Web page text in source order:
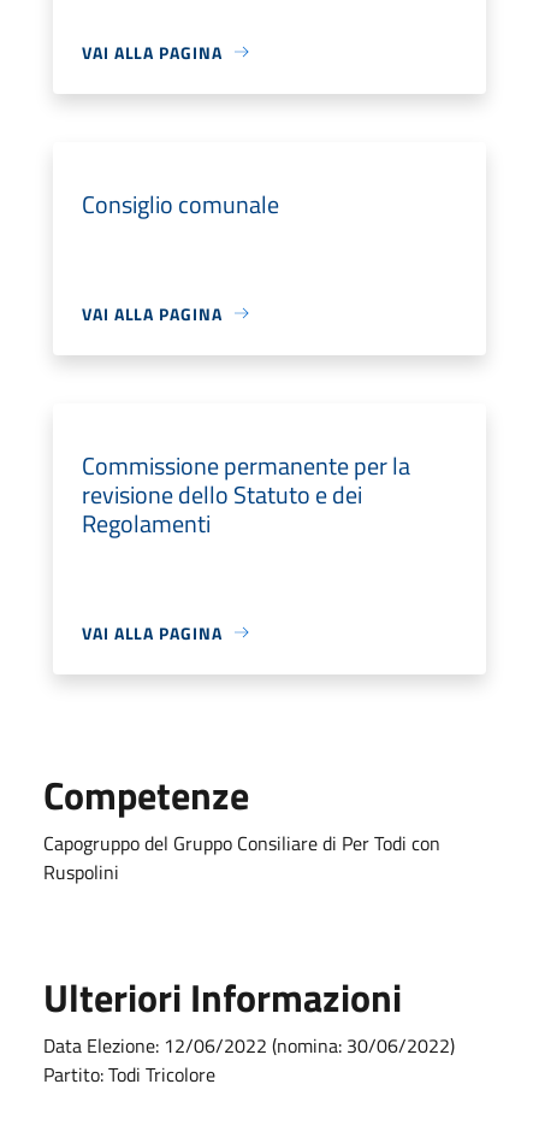
VAI ALLA PAGINA
Consiglio comunale
VAI ALLA PAGINA
Commissione permanente per la
revisione dello Statuto e dei
Regolamenti
VAI ALLA PAGINA
Competenze
Capogruppo del Gruppo Consiliare di Per Todi con
Ruspolini
Ulteriori Informazioni
Data Elezione: 12/06/2022 (nomina: 30/06/2022)
Partito: Todi Tricolore